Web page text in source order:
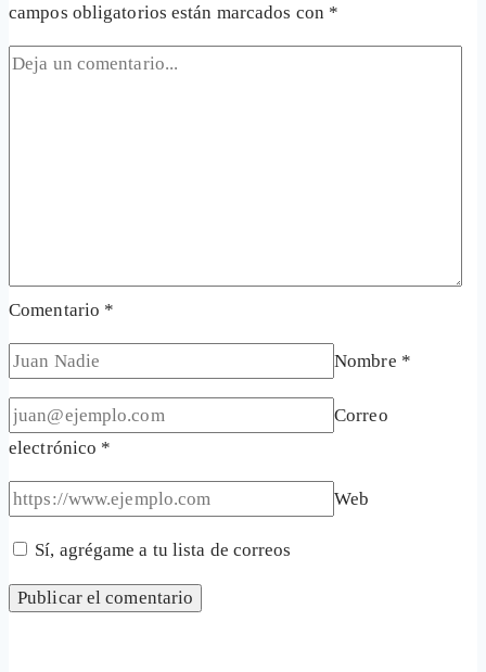
campos obligatorios están marcados con *
Comentario *
Nombre *
Correo
electrónico *
Web
Sí, agrégame a tu lista de correos